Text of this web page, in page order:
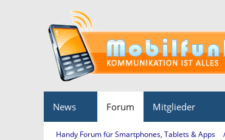
News Forum Mitglieder
Handy Forum für Smartphones, Tablets & Apps